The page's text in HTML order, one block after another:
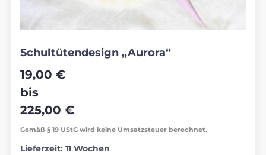
Schultütendesign „Aurora“
19,00 €
bis
225,00 €
Gemäß § 19 UStG wird keine Umsatzsteuer berechnet.
Lieferzeit: 11 Wochen